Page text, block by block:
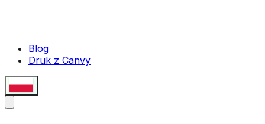
Blog
Druk z Canvy